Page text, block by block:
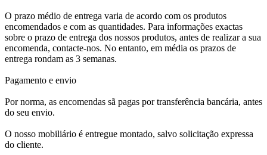
O prazo médio de entrega varia de acordo com os produtos
encomendados e com as quantidades. Para informações exactas
sobre o prazo de entrega dos nossos produtos, antes de realizar a sua
encomenda, contacte-nos. No entanto, em média os prazos de
entrega rondam as 3 semanas.
Pagamento e envio
Por norma, as encomendas sã pagas por transferência bancária, antes
do seu envio.
O nosso mobiliário é entregue montado, salvo solicitação expressa
do cliente.